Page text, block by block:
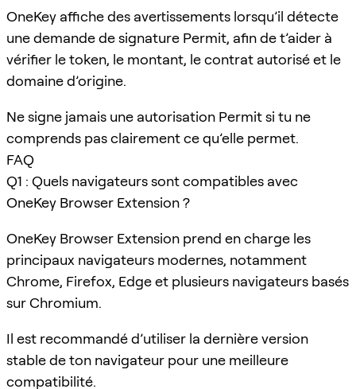
OneKey affiche des avertissements lorsqu’il détecte
une demande de signature Permit, afin de t’aider à
vérifier le token, le montant, le contrat autorisé et le
domaine d’origine.
Ne signe jamais une autorisation Permit si tu ne
comprends pas clairement ce qu’elle permet.
FAQ
Q1 : Quels navigateurs sont compatibles avec
OneKey Browser Extension ?
OneKey Browser Extension prend en charge les
principaux navigateurs modernes, notamment
Chrome, Firefox, Edge et plusieurs navigateurs basés
sur Chromium.
Il est recommandé d’utiliser la dernière version
stable de ton navigateur pour une meilleure
compatibilité.